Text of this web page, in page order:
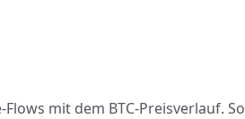
mit dem BTC-Preisverlauf. So